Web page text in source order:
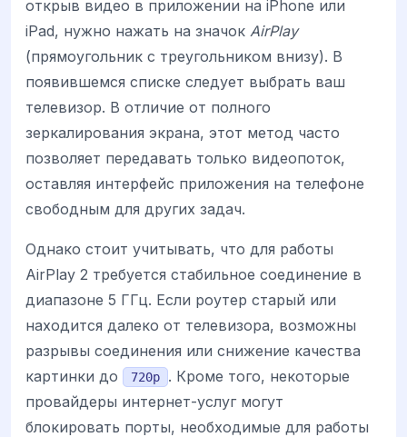
открыв видео в приложении на iPhone или
iPad, нужно нажать на значок AirPlay
(прямоугольник с треугольником внизу). В
появившемся списке следует выбрать ваш
телевизор. В отличие от полного
зеркалирования экрана, этот метод часто
позволяет передавать только видеопоток,
оставляя интерфейс приложения на телефоне
свободным для других задач.
Однако стоит учитывать, что для работы
AirPlay 2 требуется стабильное соединение в
диапазоне 5 ГГц. Если роутер старый или
находится далеко от телевизора, возможны
разрывы соединения или снижение качества
картинки до
720p
. Кроме того, некоторые
провайдеры интернет-услуг могут
блокировать порты, необходимые для работы